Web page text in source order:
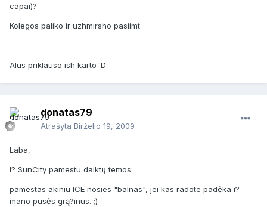
capai)?
Kolegos paliko ir uzhmirsho pasiimt
Alus priklauso ish karto :D
donatas79
Atrašyta Birželio 19, 2009
Laba,
I? SunCity pamestu daiktų temos:
pamestas akiniu ICE nosies "balnas", jei kas radote padėka i?
mano pusės grą?inus. ;)